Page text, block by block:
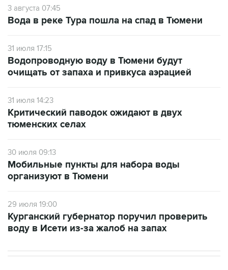
3 августа 07:45
Вода в реке Тура пошла на спад в Тюмени
31 июля 17:15
Водопроводную воду в Тюмени будут
очищать от запаха и привкуса аэрацией
31 июля 14:23
Критический паводок ожидают в двух
тюменских селах
30 июля 09:13
Мобильные пункты для набора воды
организуют в Тюмени
29 июля 19:00
Курганский губернатор поручил проверить
воду в Исети из-за жалоб на запах